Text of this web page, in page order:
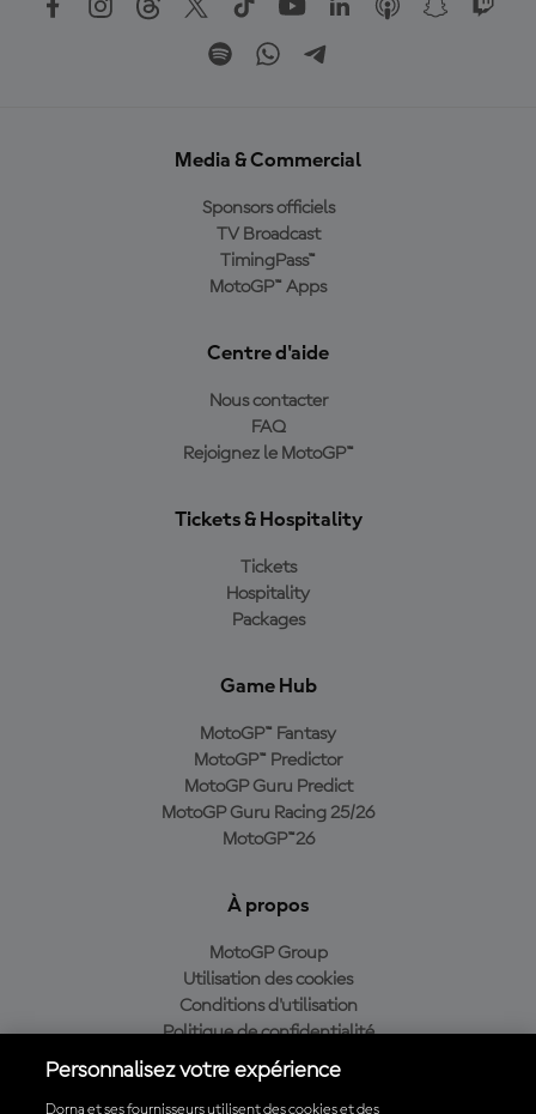
Media & Commercial
Sponsors officiels
TV Broadcast
TimingPass™
MotoGP™ Apps
Centre d'aide
Nous contacter
FAQ
Rejoignez le MotoGP™
Tickets & Hospitality
Tickets
Hospitality
Packages
Game Hub
MotoGP™ Fantasy
MotoGP™ Predictor
MotoGP Guru Predict
MotoGP Guru Racing 25/26
MotoGP™26
À propos
MotoGP Group
Utilisation des cookies
Conditions d'utilisation
Politique de confidentialité
Politique d’achat
Personnalisez votre expérience
Dorna et ses fournisseurs utilisent des cookies et des